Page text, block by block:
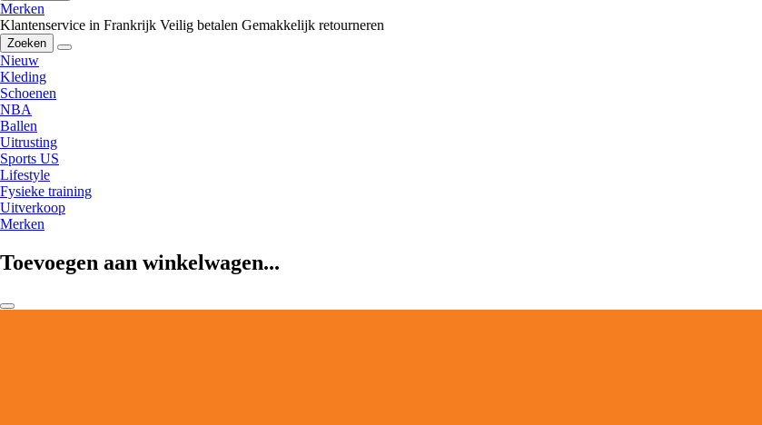
Merken
Klantenservice in Frankrijk Veilig betalen Gemakkelijk retourneren
Zoeken
Nieuw
Kleding
Schoenen
NBA
Ballen
Uitrusting
Sports US
Lifestyle
Fysieke training
Uitverkoop
Merken
Toevoegen aan winkelwagen...